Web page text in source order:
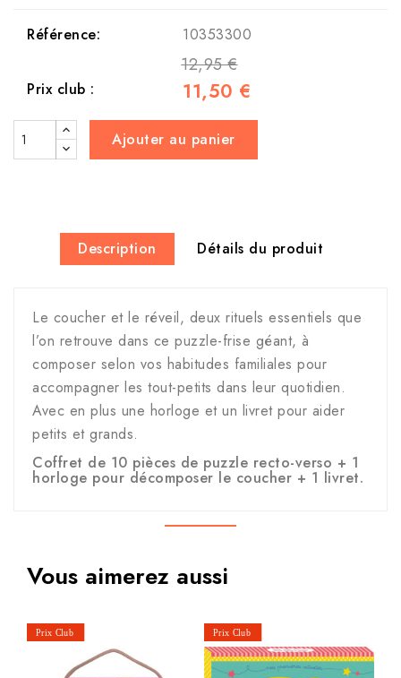
Référence: 10353300
12,95 €
Prix club : 11,50 €
Ajouter au panier
Description Détails du produit
Le coucher et le réveil, deux rituels essentiels que
l’on retrouve dans ce puzzle-frise géant, à
composer selon vos habitudes familiales pour
accompagner les tout-petits dans leur quotidien.
Avec en plus une horloge et un livret pour aider
petits et grands.
Coffret de 10 pièces de puzzle recto-verso + 1
horloge pour décomposer le coucher + 1 livret.
Vous aimerez aussi